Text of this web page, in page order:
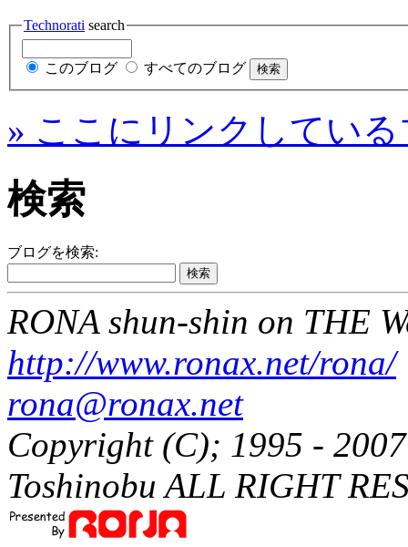
Technorati search
このブログ すべてのブログ
» ここにリンクしてい
検索
ブログを検索:
RONA shun-shin on THE
http://www.ronax.net/rona/
rona@ronax.net
Copyright (C); 1995 -
Toshinobu ALL RIGHT